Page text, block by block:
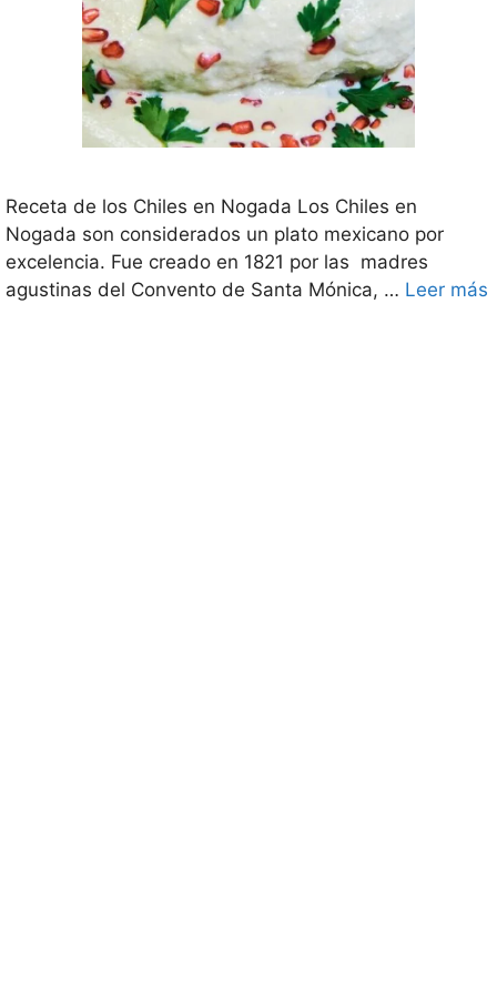
Receta de los Chiles en Nogada Los Chiles en
Nogada son considerados un plato mexicano por
excelencia. Fue creado en 1821 por las madres
agustinas del Convento de Santa Mónica, … Leer más